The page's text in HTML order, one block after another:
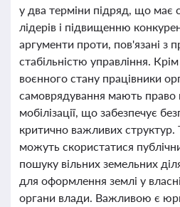
у два терміни підряд, що має
лідерів і підвищенню
аргументи проти, пов'язані з
стабільністю управління.
воєнного стану працівники
самоврядування мають право
мобілізації, що забезпечує
критично важливих
можуть скористатися
пошуку вільних земельних
для оформлення землі у
органи влади. Важливою є